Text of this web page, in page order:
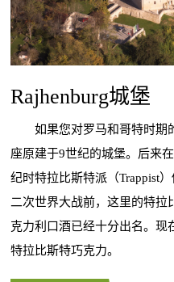
Rajhenburg城堡
如果您对罗马和哥特时期
座原建于9世纪的城堡。后来
纪时特拉比斯特派（Trappist
二次世界大战前，这里的特拉
克力利口酒已经十分出名。现
特拉比斯特巧克力。